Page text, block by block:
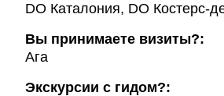
DO Каталония, DO Костерс-
Вы принимаете визиты?:
Ага
Экскурсии с гидом?: